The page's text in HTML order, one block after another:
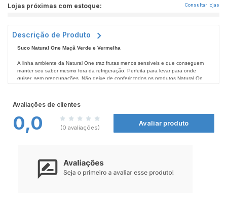
Lojas próximas com estoque: Consultar lojas
Descrição de Produto
Suco Natural One Maçã Verde e Vermelha
A linha ambiente da Natural One traz frutas menos sensíveis e que conseguem
manter seu sabor mesmo fora da refrigeração. Perfeita para levar para onde
quiser, sem preocupações. Não deixe de conferir todos os produtos Natural One
nasFarmácias Nissei.
Avaliações de clientes
0,0 (0 avaliações)
Avaliar produto